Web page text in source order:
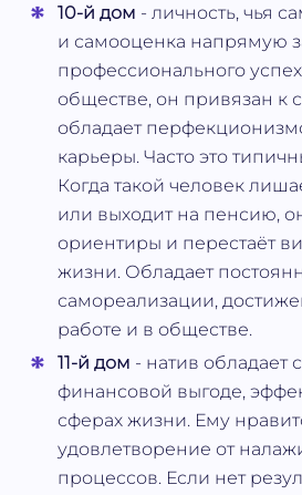
10-й дом - личность, чья
и самооценка напрямую
профессионального
обществе, он привязан к
обладает
карьеры. Часто это
Когда такой человек
или выходит на пенсию,
ориентиры и перестаёт
жизни. Обладает
самореализации,
работе и в обществе.
11-й дом - натив обладает
финансовой выгоде,
сферах жизни. Ему
удовлетворение от
процессов. Если нет